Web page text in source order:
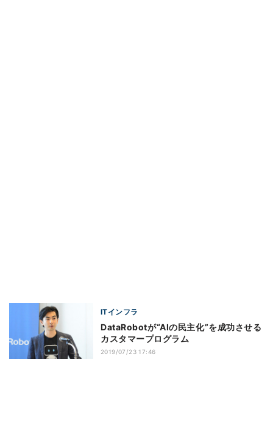
ITインフラ
DataRobotが“AIの民主化”を成功させる
カスタマープログラム
2019/07/23 17:46